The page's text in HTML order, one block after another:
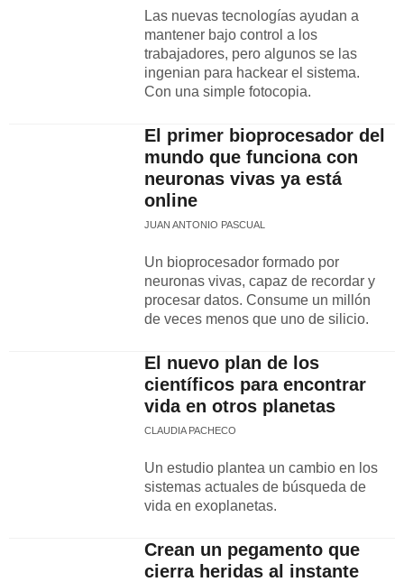
Las nuevas tecnologías ayudan a
mantener bajo control a los
trabajadores, pero algunos se las
ingenian para hackear el sistema.
Con una simple fotocopia.
El primer bioprocesador del
mundo que funciona con
neuronas vivas ya está
online
JUAN ANTONIO PASCUAL
Un bioprocesador formado por
neuronas vivas, capaz de recordar y
procesar datos. Consume un millón
de veces menos que uno de silicio.
El nuevo plan de los
científicos para encontrar
vida en otros planetas
CLAUDIA PACHECO
Un estudio plantea un cambio en los
sistemas actuales de búsqueda de
vida en exoplanetas.
Crean un pegamento que
cierra heridas al instante